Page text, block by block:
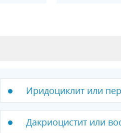
Иридоциклит или
Дакриоцистит или